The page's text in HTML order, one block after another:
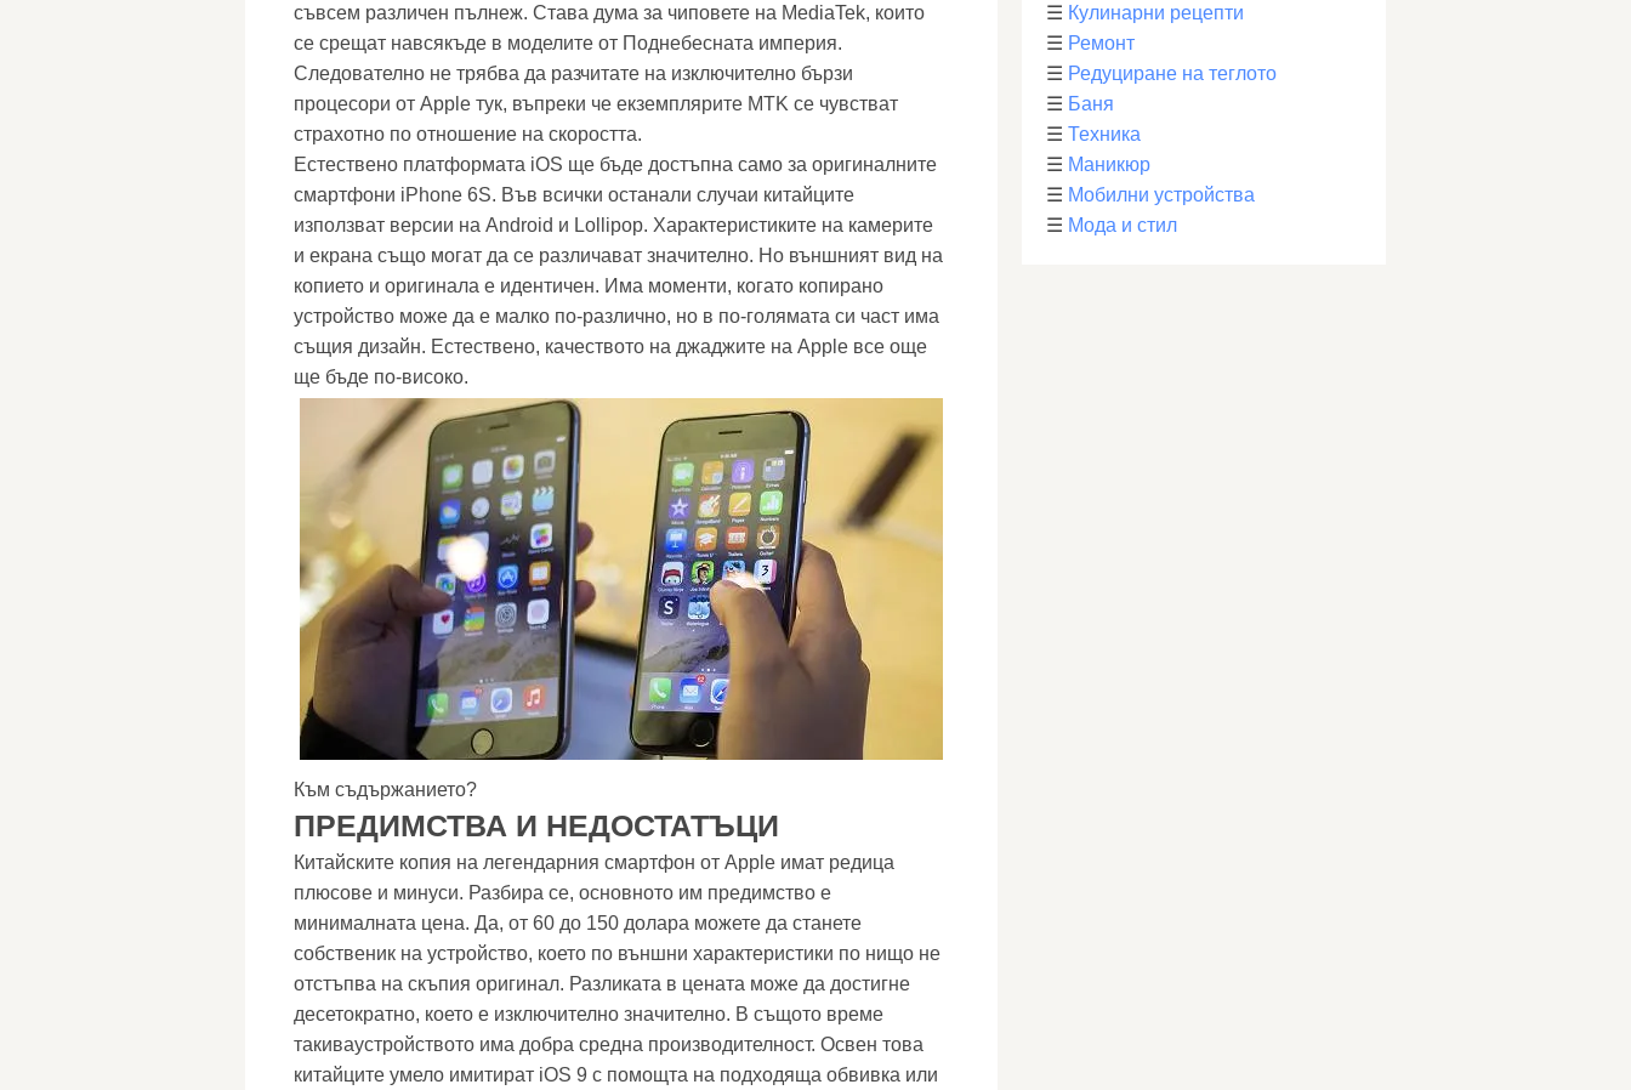
съвсем различен пълнеж. Става дума за чиповете на MediaTek, които
се срещат навсякъде в моделите от Поднебесната империя.
Следователно не трябва да разчитате на изключително бързи
процесори от Apple тук, въпреки че екземплярите MTK се чувстват
страхотно по отношение на скоростта.
Естествено платформата iOS ще бъде достъпна само за оригиналните
смартфони iPhone 6S. Във всички останали случаи китайците
използват версии на Android и Lollipop. Характеристиките на камерите
и екрана също могат да се различават значително. Но външният вид на
копието и оригинала е идентичен. Има моменти, когато копирано
устройство може да е малко по-различно, но в по-голямата си част има
същия дизайн. Естествено, качеството на джаджите на Apple все още
ще бъде по-високо.
Към съдържанието?
ПРЕДИМСТВА И НЕДОСТАТЪЦИ
Китайските копия на легендарния смартфон от Apple имат редица
плюсове и минуси. Разбира се, основното им предимство е
минималната цена. Да, от 60 до 150 долара можете да станете
собственик на устройство, което по външни характеристики по нищо не
отстъпва на скъпия оригинал. Разликата в цената може да достигне
десетократно, което е изключително значително. В същото време
такиваустройството има добра средна производителност. Освен това
китайците умело имитират iOS 9 с помощта на подходяща обвивка или
☰ Кулинарни рецепти
☰ Ремонт
☰ Редуциране на теглото
☰ Баня
☰ Техника
☰ Маникюр
☰ Мобилни устройства
☰ Мода и стил